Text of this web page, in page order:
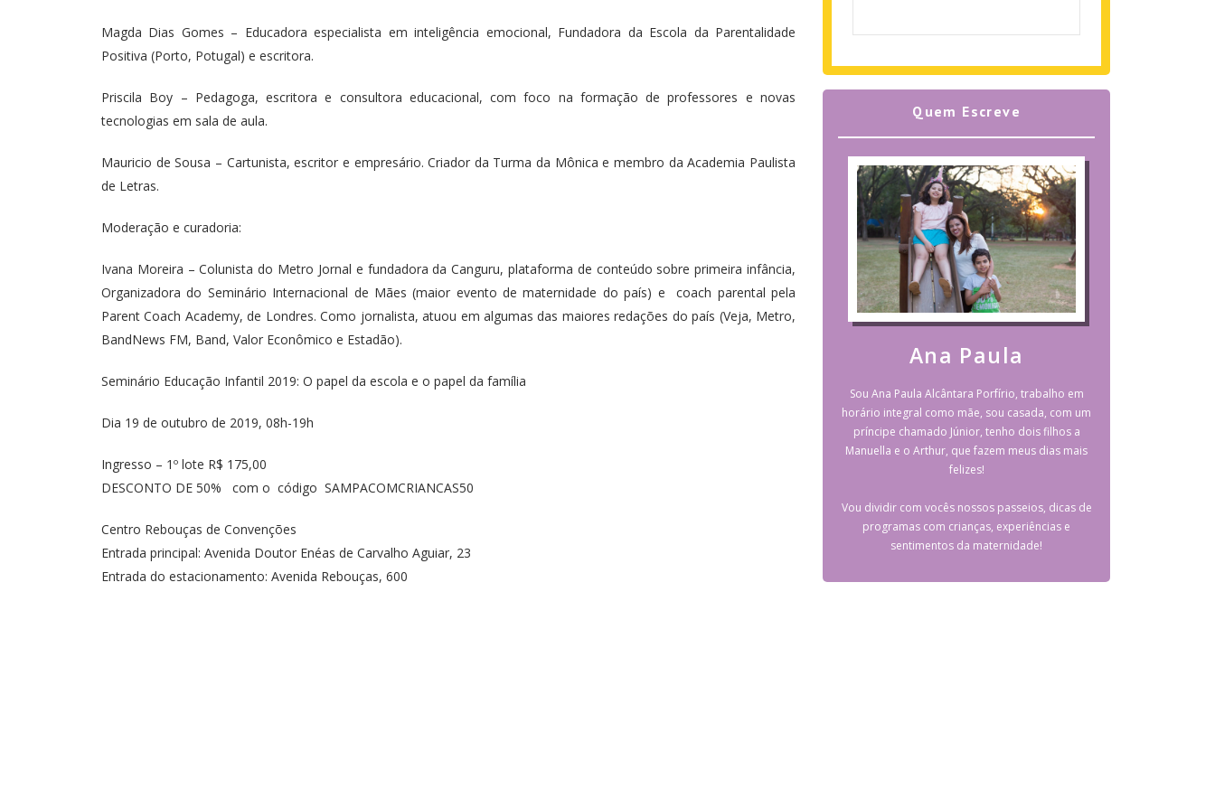
Magda Dias Gomes – Educadora especialista em inteligência emocional, Fundadora da Escola da Parentalidade
Positiva (Porto, Potugal) e escritora.
Priscila Boy – Pedagoga, escritora e consultora educacional, com foco na formação de professores e novas
tecnologias em sala de aula.
Mauricio de Sousa – Cartunista, escritor e empresário. Criador da Turma da Mônica e membro da Academia Paulista
de Letras.
Moderação e curadoria:
Ivana Moreira – Colunista do Metro Jornal e fundadora da Canguru, plataforma de conteúdo sobre primeira infância,
Organizadora do Seminário Internacional de Mães (maior evento de maternidade do país) e coach parental pela
Parent Coach Academy, de Londres. Como jornalista, atuou em algumas das maiores redações do país (Veja, Metro,
BandNews FM, Band, Valor Econômico e Estadão).
Seminário Educação Infantil 2019: O papel da escola e o papel da família
Dia 19 de outubro de 2019, 08h-19h
Ingresso – 1º lote R$ 175,00
DESCONTO DE 50% com o código SAMPACOMCRIANCAS50
Centro Rebouças de Convenções
Entrada principal: Avenida Doutor Enéas de Carvalho Aguiar, 23
Entrada do estacionamento: Avenida Rebouças, 600
Quem Escreve
Ana Paula
Sou Ana Paula Alcântara Porfírio, trabalho em
horário integral como mãe, sou casada, com um
príncipe chamado Júnior, tenho dois filhos a
Manuella e o Arthur, que fazem meus dias mais
felizes!
Vou dividir com vocês nossos passeios, dicas de
programas com crianças, experiências e
sentimentos da maternidade!